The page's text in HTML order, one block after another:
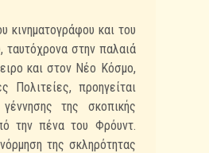
κινηματογράφου και του
ταυτόχρονα στην παλαιά
και στον Νέο Κόσμο,
Πολιτείες, προηγείται
της σκοπικής
την πένα του Φρόυντ.
της σκληρότητας